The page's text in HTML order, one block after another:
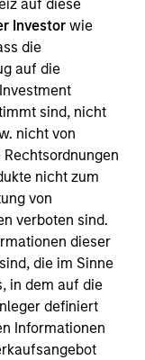
auf diese
Investor wie
die
auf die
sind, nicht
nicht von
nicht zum
von
verboten sind.
dieser
die im Sinne
in dem auf die
definiert
Informationen
Studies from
high quality
by hard-
returns
and strong
for